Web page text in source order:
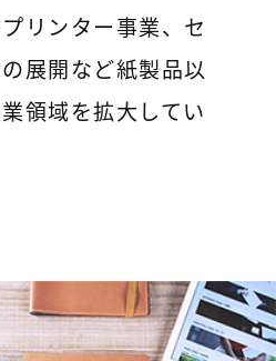
リンター事業、セ
展開など紙製品以
領域を拡大してい